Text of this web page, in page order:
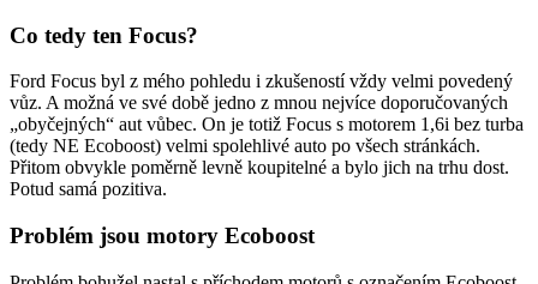
Co tedy ten Focus?
Ford Focus byl z mého pohledu i zkušeností vždy velmi povedený
vůz. A možná ve své době jedno z mnou nejvíce doporučovaných
„obyčejných“ aut vůbec. On je totiž Focus s motorem 1,6i bez turba
(tedy NE Ecoboost) velmi spolehlivé auto po všech stránkách.
Přitom obvykle poměrně levně koupitelné a bylo jich na trhu dost.
Potud samá pozitiva.
Problém jsou motory Ecoboost